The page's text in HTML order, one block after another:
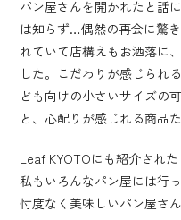
パン屋さんを開かれたと話
は知らず…偶然の再会に驚
れていて店構えもお洒落に
した。こだわりが感じられ
ども向けの小さいサイズの
と、心配りが感じれる商品た
Leaf KYOTOにも紹介された
私もいろんなパン屋には行
忖度なく美味しいパン屋さん